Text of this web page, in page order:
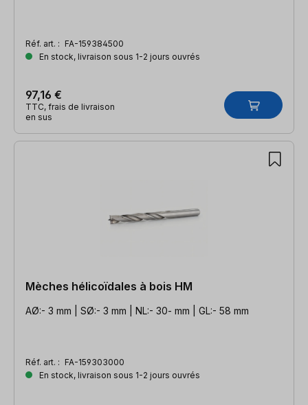
Réf. art. : FA-159384500
En stock, livraison sous 1-2 jours ouvrés
97,16 €
TTC, frais de livraison
en sus
Mèches hélicoïdales à bois HM
AØ:- 3 mm | SØ:- 3 mm | NL:- 30- mm | GL:- 58 mm
Réf. art. : FA-159303000
En stock, livraison sous 1-2 jours ouvrés